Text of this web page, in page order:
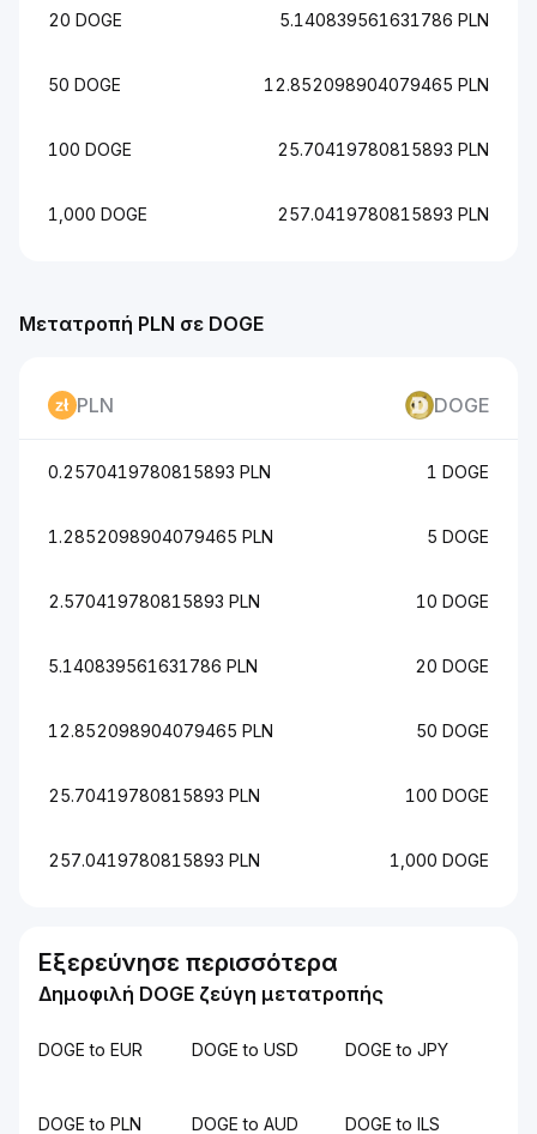
20 DOGE 5.140839561631786 PLN
50 DOGE 12.852098904079465 PLN
100 DOGE 25.70419780815893 PLN
1,000 DOGE 257.0419780815893 PLN
Μετατροπή PLN σε DOGE
PLN DOGE
0.2570419780815893 PLN 1 DOGE
1.2852098904079465 PLN 5 DOGE
2.570419780815893 PLN 10 DOGE
5.140839561631786 PLN 20 DOGE
12.852098904079465 PLN 50 DOGE
25.70419780815893 PLN 100 DOGE
257.0419780815893 PLN 1,000 DOGE
Εξερεύνησε περισσότερα
Δημοφιλή DOGE ζεύγη μετατροπής
DOGE to EUR DOGE to USD DOGE to JPY
DOGE to PLN DOGE to AUD DOGE to ILS